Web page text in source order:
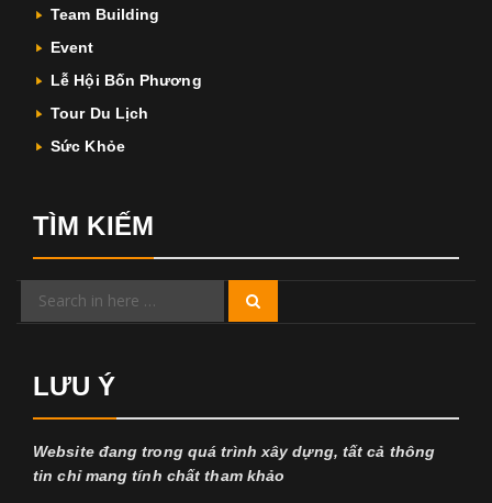
Team Building
Event
Lễ Hội Bốn Phương
Tour Du Lịch
Sức Khỏe
TÌM KIẾM
Search
LƯU Ý
Website đang trong quá trình xây dựng, tất cả thông
tin chỉ mang tính chất tham khảo